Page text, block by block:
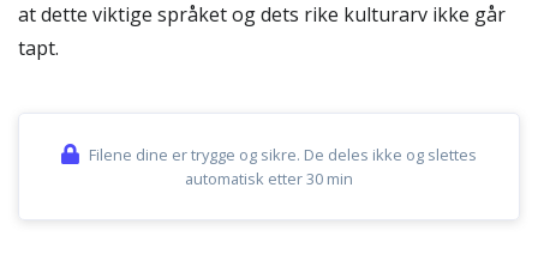
at dette viktige språket og dets rike kulturarv ikke går
tapt.
Filene dine er trygge og sikre. De deles ikke og slettes
automatisk etter 30 min